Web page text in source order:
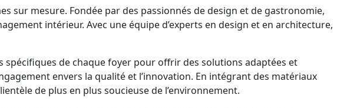
sur mesure. Fondée par des passionnés de design et de gastronomie,
intérieur. Avec une équipe d’experts en design et en architecture,
spécifiques de chaque foyer pour offrir des solutions adaptées et
envers la qualité et l’innovation. En intégrant des matériaux
de plus en plus soucieuse de l’environnement.